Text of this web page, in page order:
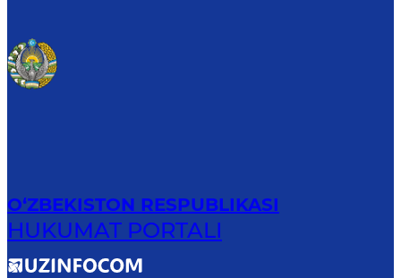
O‘ZBEKISTON RESPUBLIKASI
HUKUMAT PORTALI